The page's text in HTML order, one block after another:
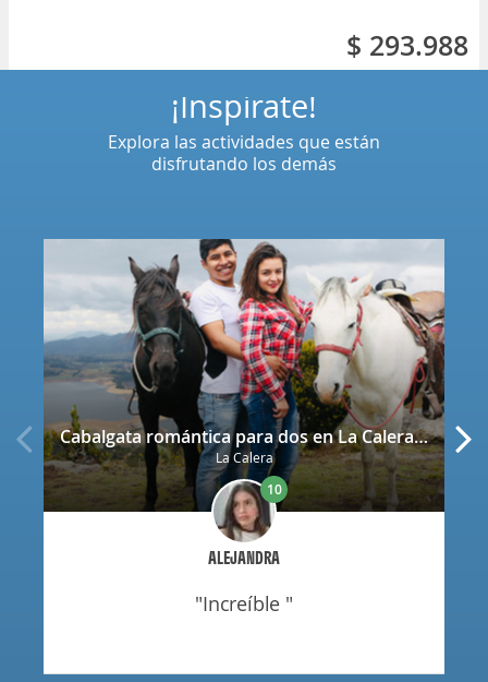
$ 293.988
Cabalgata romántica para dos en La Calera con decoración
La Calera
ALEJANDRA
10
"increíble "
¡Inspírate!
Explora las actividades que están
disfrutando los demás